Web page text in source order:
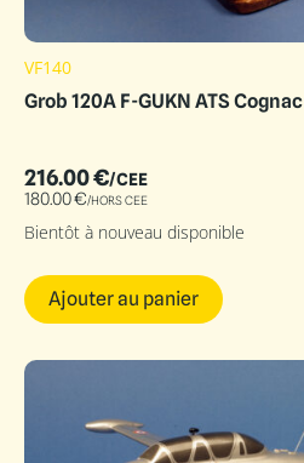
VF140
Grob 120A F-GUKN ATS Cognac
216.00€/CEE
180.00€/HORS CEE
Bientôt à nouveau disponible
Ajouter au panier